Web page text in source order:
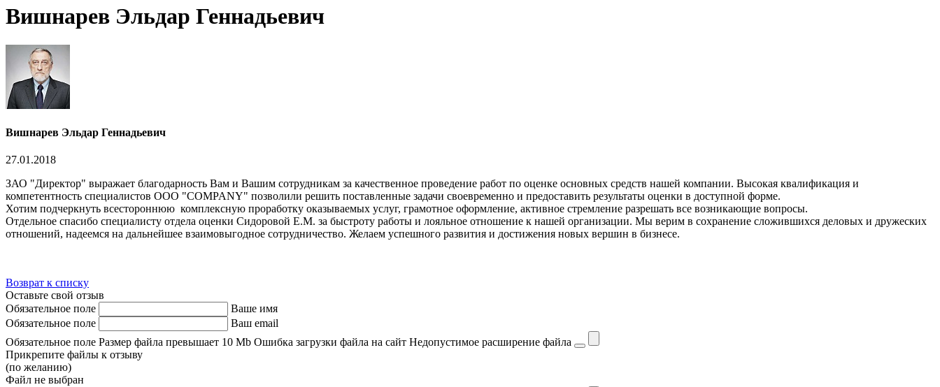
Вишнарев Эльдар Геннадьевич
Вишнарев Эльдар Геннадьевич
27.01.2018
ЗАО "Директор" выражает благодарность Вам и Вашим сотрудникам за качественное проведение работ по оценке основных средств нашей компании. Высокая квалификация и
компетентность специалистов ООО "COMPANY" позволили решить поставленные задачи своевременно и предоставить результаты оценки в доступной форме.
Хотим подчеркнуть всестороннюю комплексную проработку оказываемых услуг, грамотное оформление, активное стремление разрешать все возникающие вопросы.
Отдельное спасибо специалисту отдела оценки Сидоровой Е.М. за быстроту работы и лояльное отношение к нашей организации. Мы верим в сохранение сложившихся деловых и дружеских
отношений, надеемся на дальнейшее взаимовыгодное сотрудничество. Желаем успешного развития и достижения новых вершин в бизнесе.
Возврат к списку
Оставьте свой отзыв
Обязательное поле
Ваше имя
Обязательное поле
Ваш email
Обязательное поле Размер файла превышает 10 Mb Ошибка загрузки файла на сайт Недопустимое расширение файла
Прикрепите файлы к отзыву
(по желанию)
Файл не выбран